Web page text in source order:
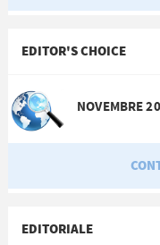
EDITOR'S CHOICE
NOVEMBRE
EDITORIALE